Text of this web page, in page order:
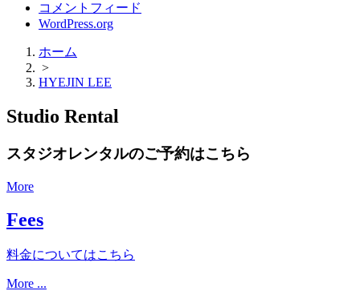
コメントフィード
WordPress.org
ホーム
>
HYEJIN LEE
Studio Rental
スタジオレンタルのご予約はこちら
More
Fees
料金についてはこちら
More ...